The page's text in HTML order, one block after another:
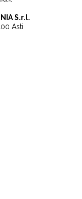
S.r.l.
Asti